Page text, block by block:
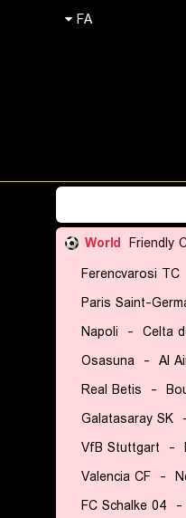
FA
World Friendly
Ferencvarosi TC
Paris Saint-
Napoli - Celta
Osasuna - Al
Real Betis -
Galatasaray SK
VfB Stuttgart -
Valencia CF -
FC Schalke 04 -